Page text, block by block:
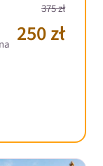
375 zł
250 zł